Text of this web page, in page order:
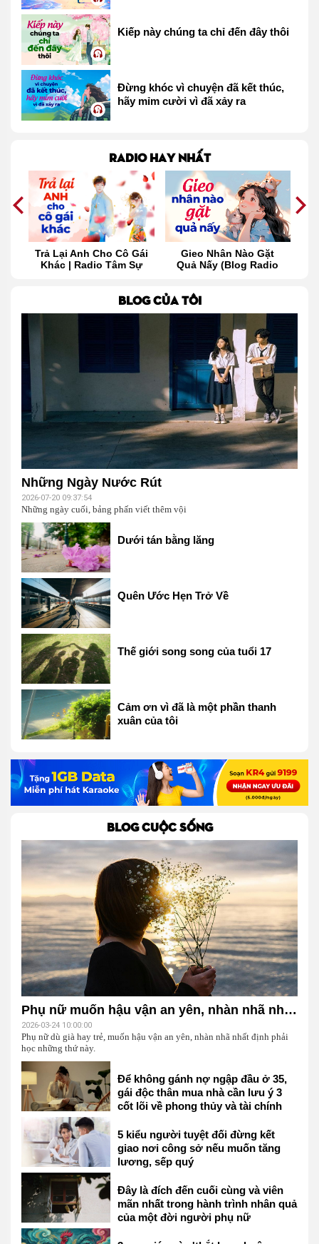
Kiếp này chúng ta chỉ đến đây thôi
Đừng khóc vì chuyện đã kết thúc,
hãy mỉm cười vì đã xảy ra
Radio hay nhất
Trả Lại Anh Cho Cô Gái
Khác | Radio Tâm Sự
Gieo Nhân Nào Gặt
Quả Nấy (Blog Radio
BLOG CỦA TÔI
Những Ngày Nước Rút
2026-07-20 09:37:54
Những ngày cuối, bảng phấn viết thêm vội
Dưới tán bằng lăng
Quên Ước Hẹn Trở Về
Thế giới song song của tuổi 17
Cảm ơn vì đã là một phần thanh
xuân của tôi
BLOG CUỘC SỐNG
Phụ nữ muốn hậu vận an yên, nhàn nhã nhất định phải học những thứ này
2026-03-24 10:00:00
Phụ nữ dù già hay trẻ, muốn hậu vận an yên, nhàn nhã nhất định phải
học những thứ này.
Để không gánh nợ ngập đầu ở 35,
gái độc thân mua nhà cần lưu ý 3
cốt lõi về phong thủy và tài chính
5 kiểu người tuyệt đối đừng kết
giao nơi công sở nếu muốn tăng
lương, sếp quý
Đây là đích đến cuối cùng và viên
mãn nhất trong hành trình nhân quả
của một đời người phụ nữ